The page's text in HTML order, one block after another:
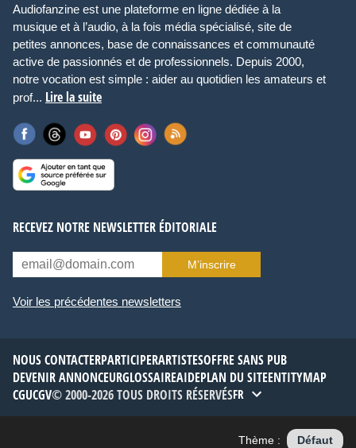
Audiofanzine est une plateforme en ligne dédiée à la
musique et à l’audio, à la fois média spécialisé, site de
petites annonces, base de connaissances et communauté
active de passionnés et de professionnels. Depuis 2000,
notre vocation est simple : aider au quotidien les amateurs et
prof... Lire la suite
RECEVEZ NOTRE NEWSLETTER ÉDITORIALE
M’inscrire
Voir les précédentes newsletters
NOUS CONTACTERPARTICIPERARTISTESOFFRE SANS PUB
DEVENIR ANNONCEURGLOSSAIREAIDEPLAN DU SITEENTITYMAP
CGUCGV© 2000-2026 TOUS DROITS RÉSERVÉSFR
Thème : Défaut